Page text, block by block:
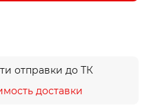
отправки до ТК
доставки